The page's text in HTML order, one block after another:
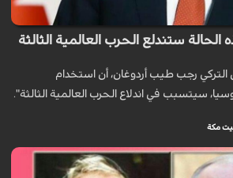
الحالة ستندلع الحرب العالمية الثالثة
التركي رجب طيب أردوغان، أن استخدام
سيتسبب في اندلاع الحرب العالمية الثالثة".